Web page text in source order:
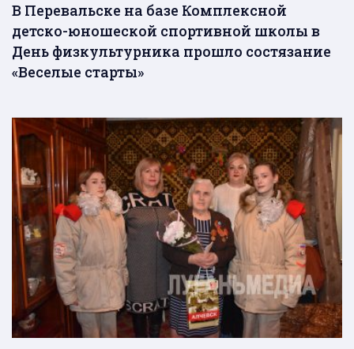
В Перевальске на базе Комплексной
детско-юношеской спортивной школы в
День физкультурника прошло состязание
«Веселые старты»